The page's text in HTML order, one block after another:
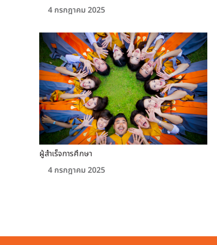
4 กรกฎาคม 2025
ผู้สำเร็จการศึกษา
4 กรกฎาคม 2025